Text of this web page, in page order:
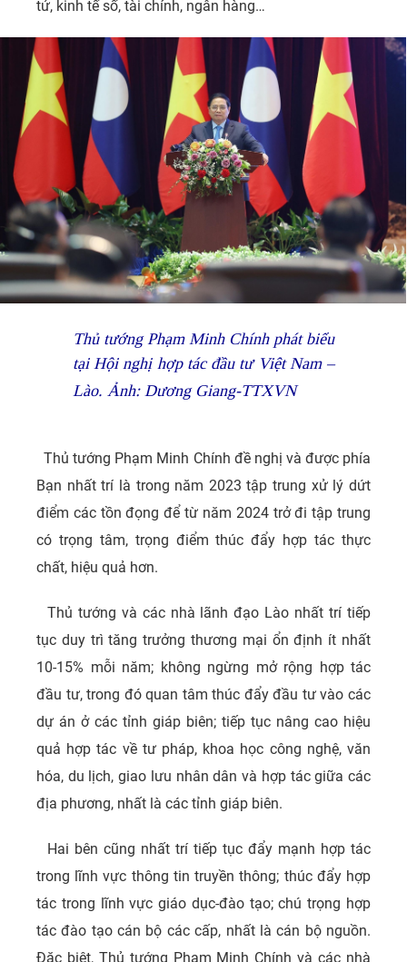
tử, kinh tế số, tài chính, ngân hàng…
Thủ tướng Phạm Minh Chính phát biểu
tại Hội nghị hợp tác đầu tư Việt Nam –
Lào. Ảnh: Dương Giang-TTXVN
Thủ tướng Phạm Minh Chính đề nghị và được phía
Bạn nhất trí là trong năm 2023 tập trung xử lý dứt
điểm các tồn đọng để từ năm 2024 trở đi tập trung
có trọng tâm, trọng điểm thúc đẩy hợp tác thực
chất, hiệu quả hơn.
Thủ tướng và các nhà lãnh đạo Lào nhất trí tiếp
tục duy trì tăng trưởng thương mại ổn định ít nhất
10-15% mỗi năm; không ngừng mở rộng hợp tác
đầu tư, trong đó quan tâm thúc đẩy đầu tư vào các
dự án ở các tỉnh giáp biên; tiếp tục nâng cao hiệu
quả hợp tác về tư pháp, khoa học công nghệ, văn
hóa, du lịch, giao lưu nhân dân và hợp tác giữa các
địa phương, nhất là các tỉnh giáp biên.
Hai bên cũng nhất trí tiếp tục đẩy mạnh hợp tác
trong lĩnh vực thông tin truyền thông; thúc đẩy hợp
tác trong lĩnh vực giáo dục-đào tạo; chú trọng hợp
tác đào tạo cán bộ các cấp, nhất là cán bộ nguồn.
Đặc biệt, Thủ tướng Phạm Minh Chính và các nhà